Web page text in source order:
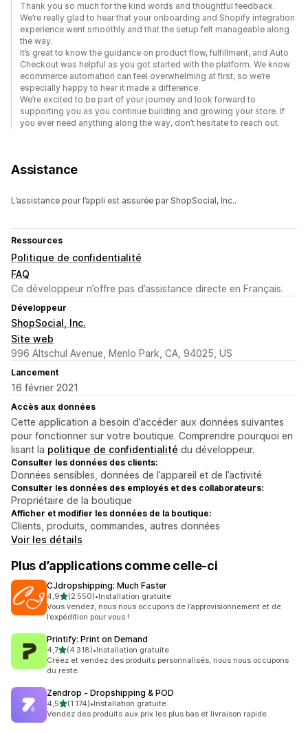
Thank you so much for the kind words and thoughtful feedback.
We’re really glad to hear that your onboarding and Shopify integration
experience went smoothly and that the setup felt manageable along
the way.
It’s great to know the guidance on product flow, fulfillment, and Auto
Checkout was helpful as you got started with the platform. We know
ecommerce automation can feel overwhelming at first, so we’re
especially happy to hear it made a difference.
We’re excited to be part of your journey and look forward to
supporting you as you continue building and growing your store. If
you ever need anything along the way, don’t hesitate to reach out.
Assistance
L’assistance pour l’appli est assurée par ShopSocial, Inc..
Ressources
Politique de confidentialité
FAQ
Ce développeur n’offre pas d’assistance directe en Français.
Développeur
ShopSocial, Inc.
Site web
996 Altschul Avenue, Menlo Park, CA, 94025, US
Lancement
16 février 2021
Accès aux données
Cette application a besoin d’accéder aux données suivantes
pour fonctionner sur votre boutique. Comprendre pourquoi en
lisant la politique de confidentialité du développeur.
Consulter les données des clients:
Données sensibles, données de l’appareil et de l’activité
Consulter les données des employés et des collaborateurs:
Propriétaire de la boutique
Afficher et modifier les données de la boutique:
Clients, produits, commandes, autres données
Voir les détails
Plus d’applications comme celle-ci
CJdropshipping: Much Faster
4,9étoile(s) sur 5
(2 550)
2550 avis au total
•Installation gratuite
Vous vendez, nous nous occupons de l’approvisionnement et de
l’expédition pour vous !
Printify: Print on Demand
4,7étoile(s) sur 5
(4 318)
4318 avis au total
•Installation gratuite
Créez et vendez des produits personnalisés, nous nous occupons
du reste.
Zendrop ‑ Dropshipping & POD
4,5étoile(s) sur 5
(1 174)
1174 avis au total
•Installation gratuite
Vendez des produits aux prix les plus bas et livraison rapide